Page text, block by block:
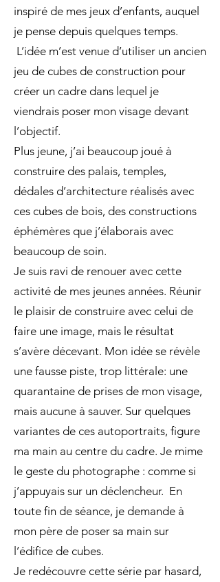
inspiré de mes jeux d’enfants, auquel
je pense depuis quelques temps.
L’idée m’est venue d’utiliser un ancien
jeu de cubes de construction pour
créer un cadre dans lequel je
viendrais poser mon visage devant
l’objectif.
Plus jeune, j’ai beaucoup joué à
construire des palais, temples,
dédales d’architecture réalisés avec
ces cubes de bois, des constructions
éphémères que j’élaborais avec
beaucoup de soin.
Je suis ravi de renouer avec cette
activité de mes jeunes années. Réunir
le plaisir de construire avec celui de
faire une image, mais le résultat
s’avère décevant. Mon idée se révèle
une fausse piste, trop littérale: une
quarantaine de prises de mon visage,
mais aucune à sauver. Sur quelques
variantes de ces autoportraits, figure
ma main au centre du cadre. Je mime
le geste du photographe : comme si
j’appuyais sur un déclencheur. En
toute fin de séance, je demande à
mon père de poser sa main sur
l’édifice de cubes.
Je redécouvre cette série par hasard,